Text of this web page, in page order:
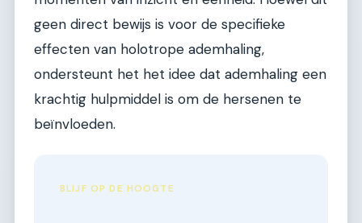
geen direct bewijs is voor de specifieke
effecten van holotrope ademhaling,
ondersteunt het het idee dat ademhaling een
krachtig hulpmiddel is om de hersenen te
beïnvloeden.
BLIJF OP DE HOOGTE